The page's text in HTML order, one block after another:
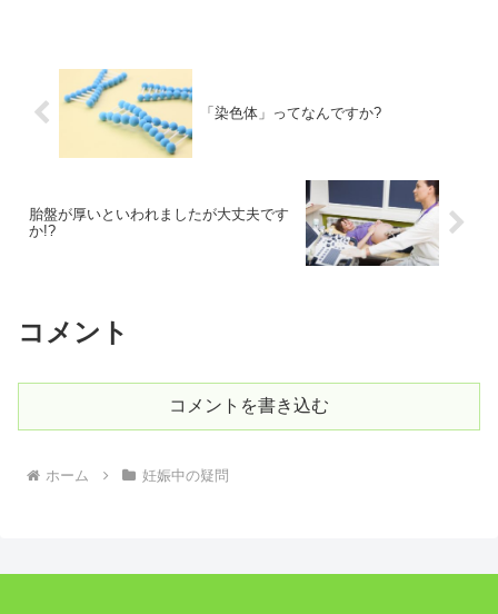
「染色体」ってなんですか?
胎盤が厚いといわれましたが大丈夫です
か!?
コメント
コメントを書き込む
ホーム 妊娠中の疑問